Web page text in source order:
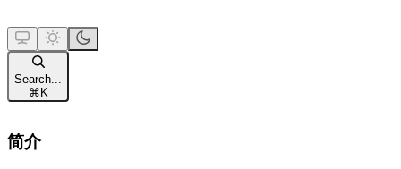
Search...
⌘ K
简介